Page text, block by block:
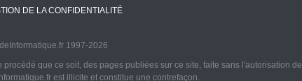
DE LA CONFIDENTIALITÉ
1997-2026
que ce soit, des pages publiées sur ce site, faite sans l'autorisation de
est illicite et constitue une contrefaçon.